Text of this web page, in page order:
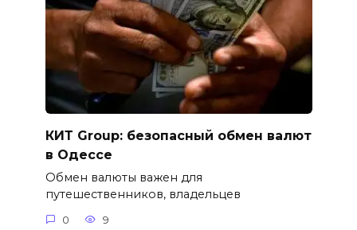
КИТ Group: безопасный обмен валют
в Одессе
Обмен валюты важен для
путешественников, владельцев
0 9